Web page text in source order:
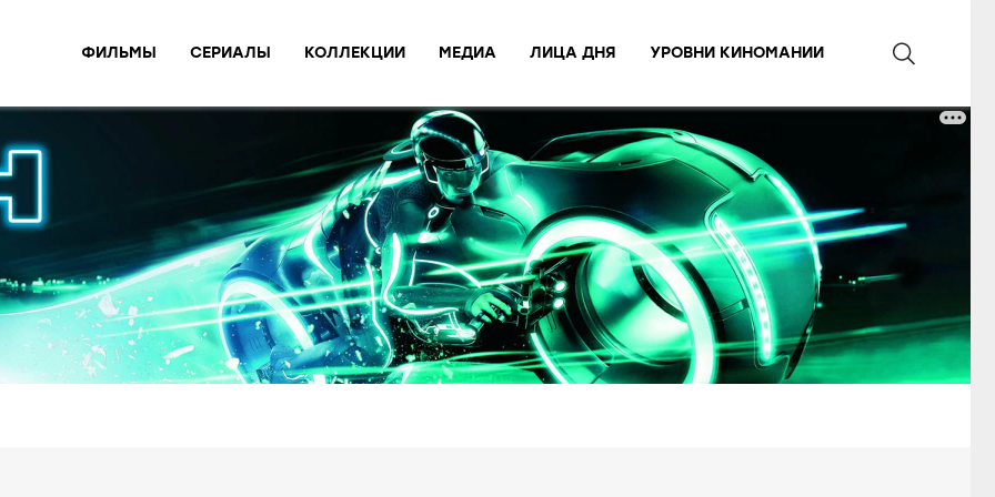
ФИЛЬМЫ СЕРИАЛЫ КОЛЛЕКЦИИ МЕДИА ЛИЦА ДНЯ УРОВНИ КИНОМАНИИ